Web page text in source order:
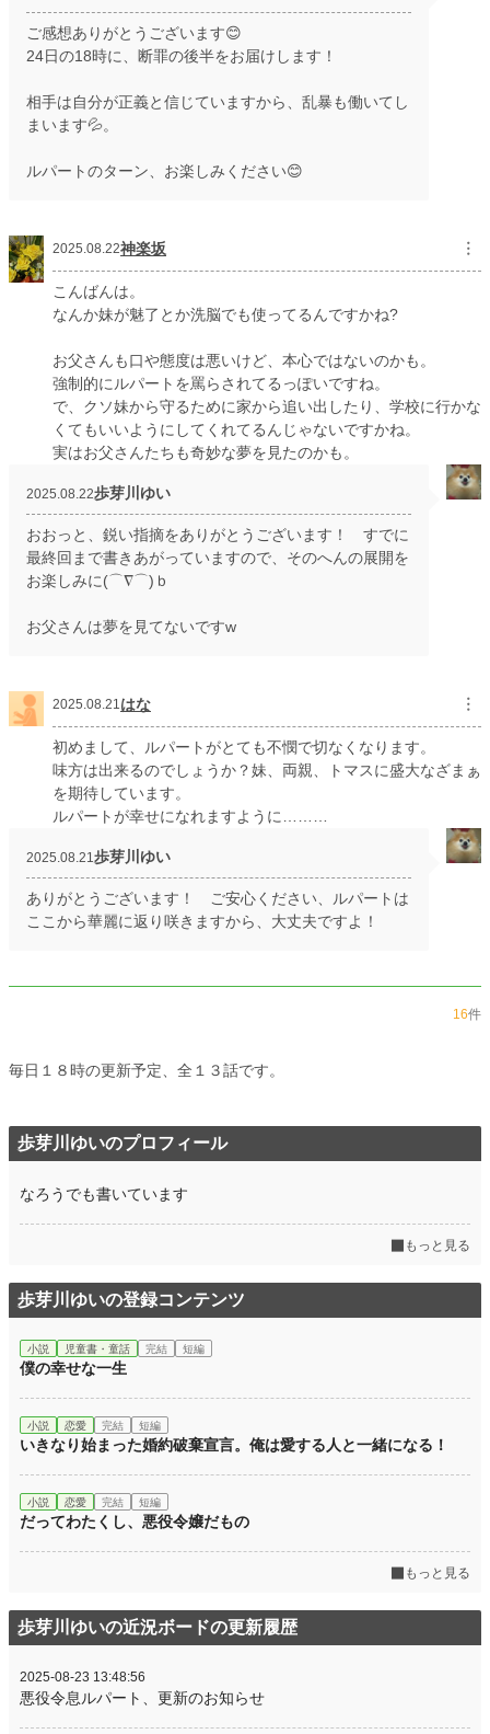
ご感想ありがとうございます😊
24日の18時に、断罪の後半をお届けします！
相手は自分が正義と信じていますから、乱暴も働いてし
まいます💦。
ルパートのターン、お楽しみください😊
2025.08.22神楽坂 ︙
こんばんは。
なんか妹が魅了とか洗脳でも使ってるんですかね?
お父さんも口や態度は悪いけど、本心ではないのかも。
強制的にルパートを罵らされてるっぽいですね。
で、クソ妹から守るために家から追い出したり、学校に行かな
くてもいいようにしてくれてるんじゃないですかね。
実はお父さんたちも奇妙な夢を見たのかも。
2025.08.22歩芽川ゆい
おおっと、鋭い指摘をありがとうございます！ すでに
最終回まで書きあがっていますので、そのへんの展開を
お楽しみに(⌒∇⌒)ｂ
お父さんは夢を見てないですw
2025.08.21はな ︙
初めまして、ルパートがとても不憫で切なくなります。
味方は出来るのでしょうか？妹、両親、トマスに盛大なざまぁ
を期待しています。
ルパートが幸せになれますように………
2025.08.21 歩芽川ゆい
ありがとうございます！ ご安心ください、ルパートは
ここから華麗に返り咲きますから、大丈夫ですよ！
16件
毎日１８時の更新予定、全１３話です。
歩芽川ゆいのプロフィール
なろうでも書いています
もっと見る
歩芽川ゆいの登録コンテンツ
小説 児童書・童話 完結 短編
僕の幸せな一生
小説 恋愛 完結 短編
いきなり始まった婚約破棄宣言。俺は愛する人と一緒になる！
小説 恋愛 完結 短編
だってわたくし、悪役令嬢だもの
もっと見る
歩芽川ゆいの近況ボードの更新履歴
2025-08-23 13:48:56
悪役令息ルパート、更新のお知らせ